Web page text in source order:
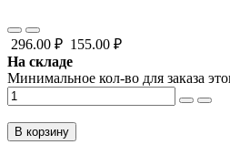
296.00 ₽ 155.00 ₽
На складе
Минимальное кол-во для заказа
В корзину